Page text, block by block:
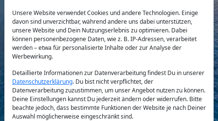
Previous Next
Unsere Website verwendet Cookies und andere Technologien. Einige
davon sind unverzichtbar, während andere uns dabei unterstützen,
unsere Website und Dein Nutzungserlebnis zu optimieren. Dabei
können personenbezogene Daten, wie z. B. IP-Adressen, verarbeitet
werden – etwa für personalisierte Inhalte oder zur Analyse der
Werbewirkung.
Detaillierte Informationen zur Datenverarbeitung findest Du in unserer
Datenschutzerklärung. Du bist nicht verpflichtet, der
Datenverarbeitung zuzustimmen, um unser Angebot nutzen zu können.
Deine Einstellungen kannst Du jederzeit ändern oder widerrufen. Bitte
beachte jedoch, dass bestimmte Funktionen der Website je nach Deiner
Auswahl möglicherweise eingeschränkt sind.